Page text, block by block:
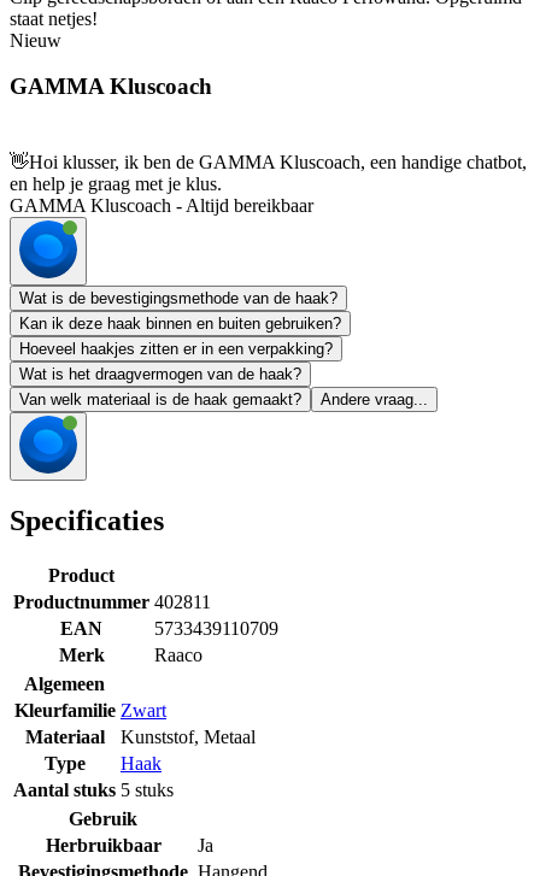
staat netjes!
Nieuw
GAMMA Kluscoach
👋Hoi klusser, ik ben de GAMMA Kluscoach, een handige chatbot,
en help je graag met je klus.
GAMMA Kluscoach - Altijd bereikbaar
Wat is de bevestigingsmethode van de haak?
Kan ik deze haak binnen en buiten gebruiken?
Hoeveel haakjes zitten er in een verpakking?
Wat is het draagvermogen van de haak?
Van welk materiaal is de haak gemaakt?
Andere vraag...
Specificaties
Product
Productnummer 402811
EAN
5733439110709
Merk
Raaco
Algemeen
Kleurfamilie Zwart
Materiaal
Kunststof, Metaal
Type
Haak
Aantal stuks 5 stuks
Gebruik
Herbruikbaar
Ja
Bevestigingsmethode Hangend